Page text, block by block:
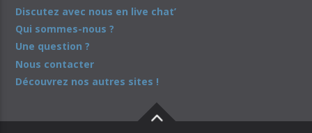
Discutez avec nous en live chat’
Qui sommes-nous ?
Une question ?
Nous contacter
Découvrez nos autres sites !